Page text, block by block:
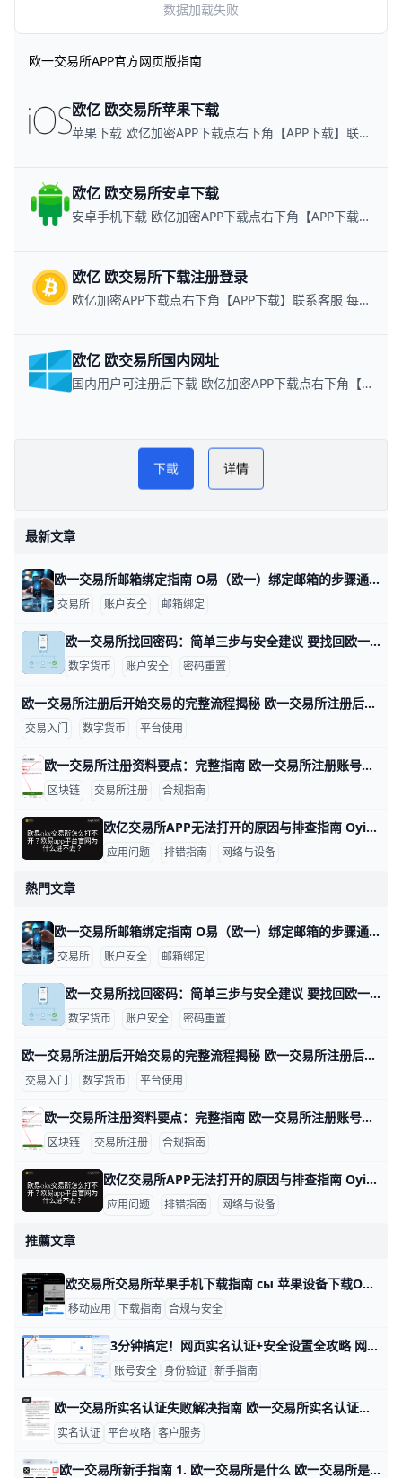
数据加载失败
欧一交易所APP官方网页版指南
欧亿 欧交易所苹果下载
苹果下载 欧亿加密APP下载点右下角【APP下载】联系客服 每日更新可用链接
欧亿 欧交易所安卓下载
安卓手机下载 欧亿加密APP下载点右下角【APP下载】联系客服 每日更新可用链接
欧亿 欧交易所下载注册登录
欧亿加密APP下载点右下角【APP下载】联系客服 每日更新可用链接
欧亿 欧交易所国内网址
国内用户可注册后下载 欧亿加密APP下载点右下角【APP下载】联系客服 每日更新可用链接
欧一交易所APP官方网页版指
南PLAY NOW
下載 详情
最新文章
欧一交易所邮箱绑定指南 O易（欧一）绑定邮箱的步骤通常不复杂，下面用清晰的语言和具体示例来帮你快速完成。 登录后进入安全设置，定位到邮箱绑定页面。举例来说，登录后你会在左侧菜单看到“安全中心”或“账户设置”，点击后选择“邮箱绑定”进入操作界面。若界面语言是中文，相关标签通常是“绑定邮箱/邮箱绑定”或“更改绑定邮箱”。这一步需要你已经完成账号登录，确保绑定对象是你长期可访问的邮箱。 绑定新邮箱的操作流程。你在页面输入你要绑定的新邮箱地址，比如你常用的个人邮箱（如 ），随后提交。系统会跳转到下一个环节，要求你确认邮箱所有权，避免误绑定。 邮箱验证的关键步骤。平台会向新邮箱发送一封验证邮件，邮件里包含一个点击链接的按钮。以常见示例而言，若你使用的是 Gmail，验证邮件可能进入“收件箱”，你只需点击邮件中的“验证”按钮即可完成绑定。若没有看到邮件，请检查垃圾邮件/广告邮件文件夹，或者使用搜索功能在邮箱里查找来自平台的验证邮件。 常见的安全性要求与确认。绑定邮箱前，通常需要你输入账户登录密码，可能还会要求输入手机验证码或二次验证代码，以确保是你本人在操作。完成验证后，系统会在新邮箱显示“绑定成功”的提示，并建议开启邮箱的二步验证以提升账户安全。 绑定后的注意事项与保护。新邮箱应当是你能长期访问的地址，避免因为工作变动而导致无法接收通知。绑定完成后，记得再次核对账户的联系信息，确保重要通知能够及时送达。验证码链接通常有时效，请在规定时间内完成验证，若超时需重新发起绑定。 常见问题解决简要。若提示邮箱不可用或地址无效，先核对输入是否有错，若仍无法绑定，尝试换一个邮箱或联系官方客服获取帮助。若验证邮件迟迟不来，请检查邮箱的拦截规则，或在平台内选择“重新发送验证邮件”。如果因为未完成邮箱绑定而限制功能，建议先完成邮箱绑定与验证，再进行后续的身份认证（如 KYC）以解锁更多功能与额度。
交易所 账户安全 邮箱绑定
欧一交易所找回密码：简单三步与安全建议 要找回欧一交易所的密码，可以按下面的步骤来操作，每一步都包含具体信息和示例，便于你按部就班完成。 首先进入登录界面并选择找回密码入口。打开欧一交易所的官方网站或手机应用，在登录框下方通常有“忘记密码”或“找回密码”的按钮，点击进入就能看到后续步骤。示例：在电脑端打开网站，点击登录后看到“忘记密码”按钮；在手机端则可能显示为“找回密码”选项。
数字货币 账户安全 密码重置
欧一交易所注册后开始交易的完整流程揭秘 欧一交易所注册后开始交易的全流程，按步骤来讲解，配以具体数据与实例，便于新手快速上手。 完成注册与实名认证后，账户安全是第一要务。一般需要用手机号或邮箱进行验证，并提交实名认证材料；审核通常在1–24小时内完成。开启双重认证（2FA）后，登录成功需要输入第二层验证码，例如手机短信或认证应用中的6位动态码，这能显著降低被盗风险。例如，一位新用户在完成实名认证后第一次登录，系统提示开启2FA并要求绑定备用邮箱，确保若手机丢失时仍能找回账户。
交易入门 数字货币 平台使用
欧一交易所注册资料要点：完整指南 欧一交易所注册账号所需资料一览（个人账户） 基本信息：在注册时你需要填写姓名、性别、出生日期和国籍，并提供常用的联系信息，如手机号码和电子邮箱。还需要提供居住地信息以便实名认证与合规审查。例如，如果你在香港注册，居住地址应与你的身份证明一致，确保后续审核顺利进行。
区块链 交易所注册 合规指南
欧亿交易所APP无法打开的原因与排查指南 Oyi交易所交易所APP打不开的原因有哪些，下面按类别给出数据支撑、具体示例，便于快速排查和解决，语言简单易懂。 网络与设备环境问题 数据点：在一次用户调查中，约60%的打不开问题源于网络不稳定。示例：同一人切换到稳定WIFI后，APP从加载60秒降至5秒内进入首页。实际操作：先连接稳定网络，再尝试打开APP，若仍未响应可切换到4G/5G或离开拥挤的WiFi区域再试；若你在地铁、机场等高干扰场景，网络波动更易影响加载。 数据点：设备存储不足常导致闪退，超过80%的长时间使用设备且存储低于10%时会出现应用卡顿。示例：iPhone 12在缓存清理前4次启动失败，清理1.2GB缓存后重新打开成功。实际操作：清理缓存、关闭后台应用、释放存储后再试；若存储仍紧张，考虑卸载暂时不需要的应用。 应用版本与账号状态
应用问题 排错指南 网络与设备
熱門文章
欧一交易所邮箱绑定指南 O易（欧一）绑定邮箱的步骤通常不复杂，下面用清晰的语言和具体示例来帮你快速完成。 登录后进入安全设置，定位到邮箱绑定页面。举例来说，登录后你会在左侧菜单看到“安全中心”或“账户设置”，点击后选择“邮箱绑定”进入操作界面。若界面语言是中文，相关标签通常是“绑定邮箱/邮箱绑定”或“更改绑定邮箱”。这一步需要你已经完成账号登录，确保绑定对象是你长期可访问的邮箱。 绑定新邮箱的操作流程。你在页面输入你要绑定的新邮箱地址，比如你常用的个人邮箱（如 ），随后提交。系统会跳转到下一个环节，要求你确认邮箱所有权，避免误绑定。 邮箱验证的关键步骤。平台会向新邮箱发送一封验证邮件，邮件里包含一个点击链接的按钮。以常见示例而言，若你使用的是 Gmail，验证邮件可能进入“收件箱”，你只需点击邮件中的“验证”按钮即可完成绑定。若没有看到邮件，请检查垃圾邮件/广告邮件文件夹，或者使用搜索功能在邮箱里查找来自平台的验证邮件。 常见的安全性要求与确认。绑定邮箱前，通常需要你输入账户登录密码，可能还会要求输入手机验证码或二次验证代码，以确保是你本人在操作。完成验证后，系统会在新邮箱显示“绑定成功”的提示，并建议开启邮箱的二步验证以提升账户安全。 绑定后的注意事项与保护。新邮箱应当是你能长期访问的地址，避免因为工作变动而导致无法接收通知。绑定完成后，记得再次核对账户的联系信息，确保重要通知能够及时送达。验证码链接通常有时效，请在规定时间内完成验证，若超时需重新发起绑定。 常见问题解决简要。若提示邮箱不可用或地址无效，先核对输入是否有错，若仍无法绑定，尝试换一个邮箱或联系官方客服获取帮助。若验证邮件迟迟不来，请检查邮箱的拦截规则，或在平台内选择“重新发送验证邮件”。如果因为未完成邮箱绑定而限制功能，建议先完成邮箱绑定与验证，再进行后续的身份认证（如 KYC）以解锁更多功能与额度。
交易所 账户安全 邮箱绑定
欧一交易所找回密码：简单三步与安全建议 要找回欧一交易所的密码，可以按下面的步骤来操作，每一步都包含具体信息和示例，便于你按部就班完成。 首先进入登录界面并选择找回密码入口。打开欧一交易所的官方网站或手机应用，在登录框下方通常有“忘记密码”或“找回密码”的按钮，点击进入就能看到后续步骤。示例：在电脑端打开网站，点击登录后看到“忘记密码”按钮；在手机端则可能显示为“找回密码”选项。
数字货币 账户安全 密码重置
欧一交易所注册后开始交易的完整流程揭秘 欧一交易所注册后开始交易的全流程，按步骤来讲解，配以具体数据与实例，便于新手快速上手。 完成注册与实名认证后，账户安全是第一要务。一般需要用手机号或邮箱进行验证，并提交实名认证材料；审核通常在1–24小时内完成。开启双重认证（2FA）后，登录成功需要输入第二层验证码，例如手机短信或认证应用中的6位动态码，这能显著降低被盗风险。例如，一位新用户在完成实名认证后第一次登录，系统提示开启2FA并要求绑定备用邮箱，确保若手机丢失时仍能找回账户。
交易入门 数字货币 平台使用
欧一交易所注册资料要点：完整指南 欧一交易所注册账号所需资料一览（个人账户） 基本信息：在注册时你需要填写姓名、性别、出生日期和国籍，并提供常用的联系信息，如手机号码和电子邮箱。还需要提供居住地信息以便实名认证与合规审查。例如，如果你在香港注册，居住地址应与你的身份证明一致，确保后续审核顺利进行。
区块链 交易所注册 合规指南
欧亿交易所APP无法打开的原因与排查指南 Oyi交易所交易所APP打不开的原因有哪些，下面按类别给出数据支撑、具体示例，便于快速排查和解决，语言简单易懂。 网络与设备环境问题 数据点：在一次用户调查中，约60%的打不开问题源于网络不稳定。示例：同一人切换到稳定WIFI后，APP从加载60秒降至5秒内进入首页。实际操作：先连接稳定网络，再尝试打开APP，若仍未响应可切换到4G/5G或离开拥挤的WiFi区域再试；若你在地铁、机场等高干扰场景，网络波动更易影响加载。 数据点：设备存储不足常导致闪退，超过80%的长时间使用设备且存储低于10%时会出现应用卡顿。示例：iPhone 12在缓存清理前4次启动失败，清理1.2GB缓存后重新打开成功。实际操作：清理缓存、关闭后台应用、释放存储后再试；若存储仍紧张，考虑卸载暂时不需要的应用。 应用版本与账号状态
应用问题 排错指南 网络与设备
推薦文章
欧交易所交易所苹果手机下载指南 сы 苹果设备下载O易交易所应用的常见路径。比如在 iPhone 的 App Store 中直接搜索“欧yi/鸥易”并尝试下载安装。如果因为地区限制找不到应用，可以切换到海外地区的 Apple ID 后再搜索下载。这种方法是最直接、最常用的下载路径，通常来源可信且稳定，许多用户经验证有效。示例：某些用户通过香港或美国的 Apple ID 成功下载并使用鸥易应用。
移动应用 下载指南 合规与安全
3分钟搞定！网页实名认证+安全设置全攻略 网页端实名认证与安全设置使用指南 在网页端完成实名认证和安全设置，能有效保护您的账号安全，避免钓鱼诈骗和非法操作。以下是详细的操作步骤，帮助您快速上手。 实名认证步骤 首先登录网页端账号，进入“个人中心”或“账户设置”页面。
账号安全 身份验证 新手指南
欧一交易所实名认证失败解决指南 欧一交易所实名认证失败并不可怕，关键是找对方法。下面这份指南把常见原因、解决思路和实用案例整理成易读的段落，便于你快速操作。每段都包含具体数据、示例，帮助你更清晰地定位问题并提升通过率。
实名认证 平台攻略 客户服务
欧一交易所新手指南 1. 欧一交易所是什么 欧一交易所是很多新手进入数字货币市场时会先接触的平台，它通常提供注册、下载、充值、交易和资产管理等基础功能。比如，新用户最常用的路径就是先在官网或APP完成开户注册，再用小额资金测试买入比特币、以太坊等主流数字货币。对新手来说，先理解平台用途，再学习交易步骤，会比一上来研究复杂策略更容易上手。